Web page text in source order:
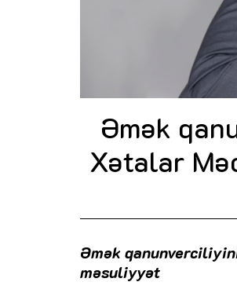
Əmək
Xətalar
Əmək
məsuliyyət